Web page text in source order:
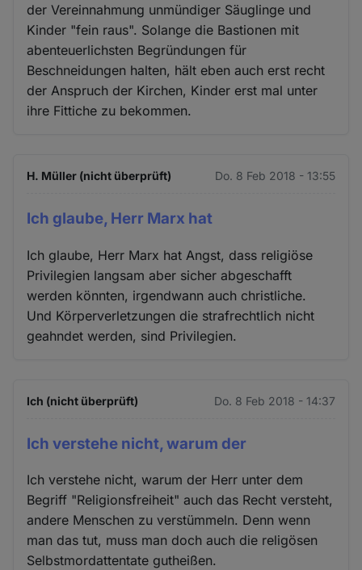
der Vereinnahmung unmündiger Säuglinge und
Kinder "fein raus". Solange die Bastionen mit
abenteuerlichsten Begründungen für
Beschneidungen halten, hält eben auch erst recht
der Anspruch der Kirchen, Kinder erst mal unter
ihre Fittiche zu bekommen.
H. Müller (nicht überprüft) Do. 8 Feb 2018 - 13:55
Ich glaube, Herr Marx hat
Ich glaube, Herr Marx hat Angst, dass religiöse
Privilegien langsam aber sicher abgeschafft
werden könnten, irgendwann auch christliche.
Und Körperverletzungen die strafrechtlich nicht
geahndet werden, sind Privilegien.
Ich (nicht überprüft) Do. 8 Feb 2018 - 14:37
Ich verstehe nicht, warum der
Ich verstehe nicht, warum der Herr unter dem
Begriff "Religionsfreiheit" auch das Recht versteht,
andere Menschen zu verstümmeln. Denn wenn
man das tut, muss man doch auch die religösen
Selbstmordattentate gutheißen.